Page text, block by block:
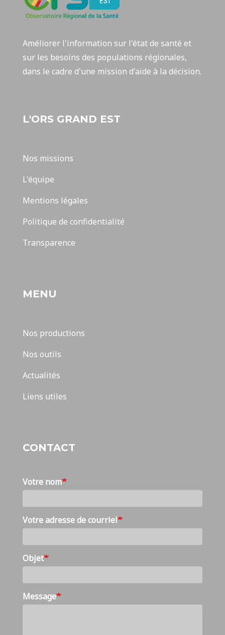
Améliorer l'information sur l'état de santé et
sur les besoins des populations régionales,
dans le cadre d'une mission d'aide à la décision.
L'ORS GRAND EST
Nos missions
L'équipe
Mentions légales
Politique de confidentialité
Transparence
MENU
Nos productions
Nos outils
Actualités
Liens utiles
CONTACT
Votre nom
Votre adresse de courriel
Objet
Message